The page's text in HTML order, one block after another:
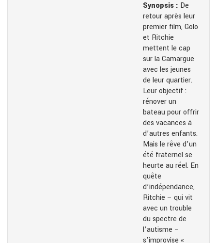
Synopsis : De
retour après leur
premier film, Golo
et Ritchie
mettent le cap
sur la Camargue
avec les jeunes
de leur quartier.
Leur objectif :
rénover un
bateau pour offrir
des vacances à
d’autres enfants.
Mais le rêve d’un
été fraternel se
heurte au réel. En
quête
d’indépendance,
Ritchie – qui vit
avec un trouble
du spectre de
l’autisme –
s’improvise «